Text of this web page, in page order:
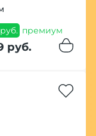
премиум
руб.